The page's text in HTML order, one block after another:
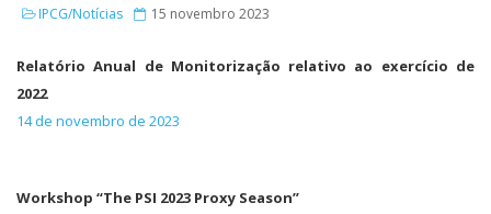
IPCG/Notícias 15 novembro 2023
Relatório Anual de Monitorização relativo ao exercício de
2022
14 de novembro de 2023
Workshop “The PSI 2023 Proxy Season”